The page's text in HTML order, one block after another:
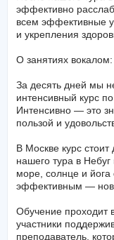
После нашего тура
эффективно
всем эффективные
За десять дней мы
интенсивный курс
Интенсивно — это
В Москве курс
нашего тура в
море, солнце и
Обучение проходит
участники